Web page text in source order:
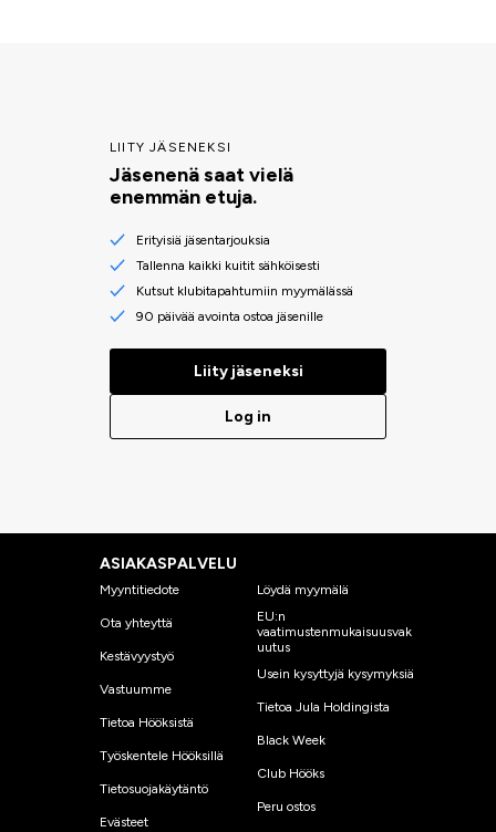
LIITY JÄSENEKSI
Jäsenenä saat vielä
enemmän etuja.
Erityisiä jäsentarjouksia
Tallenna kaikki kuitit sähköisesti
Kutsut klubitapahtumiin myymälässä
90 päivää avointa ostoa jäsenille
Liity jäseneksi
Log in
ASIAKASPALVELU
Myyntitiedote
Ota yhteyttä
Kestävyystyö
Vastuumme
Tietoa Hööksistä
Työskentele Hööksillä
Tietosuojakäytäntö
Evästeet
Löydä myymälä
EU:n
vaatimustenmukaisuusvak
uutus
Usein kysyttyjä kysymyksiä
Tietoa Jula Holdingista
Black Week
Club Hööks
Peru ostos